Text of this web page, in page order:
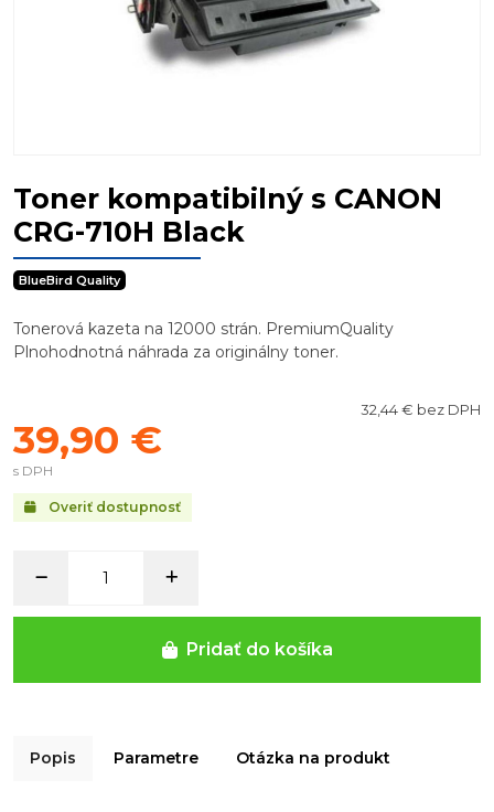
Toner kompatibilný s CANON
CRG-710H Black
BlueBird Quality
Tonerová kazeta na 12000 strán. PremiumQuality
Plnohodnotná náhrada za originálny toner.
Overiť dostupnosť
32,44 € bez DPH
39,90 €
s DPH
Pridať do košíka
Popis Parametre Otázka na produkt